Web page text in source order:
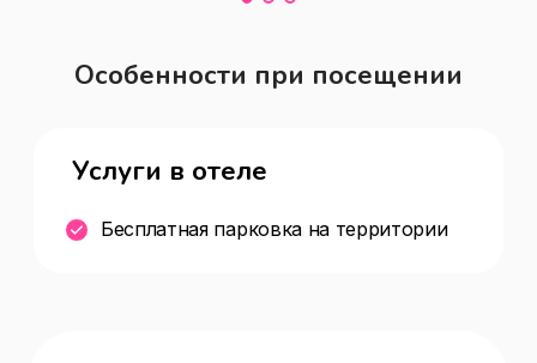
Особенности при посещении
Услуги в отеле
Бесплатная парковка на территории